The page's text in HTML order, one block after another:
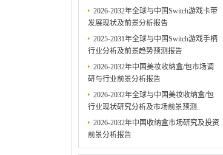
2026-2032年全球与中国Switch游戏卡带
发展现状及前景分析报告
2025-2031年全球与中国Switch游戏手柄
行业分析及前景趋势预测报告
2026-2032年中国美妆收纳盒/包市场调
研与行业前景分析报告
2026-2032年全球与中国美妆收纳盒/包
行业现状研究分析及市场前景预测..
2026-2032年中国收纳盒市场研究及投资
前景分析报告